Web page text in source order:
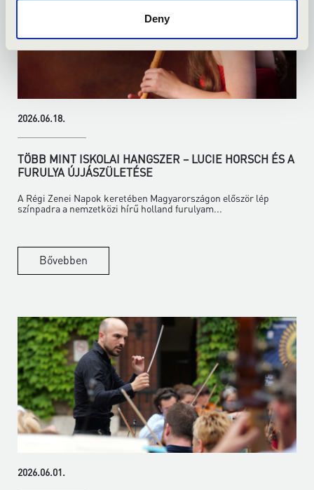
Deny
2026.06.18.
TÖBB MINT ISKOLAI HANGSZER – LUCIE HORSCH ÉS A
FURULYA ÚJJÁSZÜLETÉSE
A Régi Zenei Napok keretében Magyarországon először lép
színpadra a nemzetközi hírű holland furulyam...
Bővebben
2026.06.01.